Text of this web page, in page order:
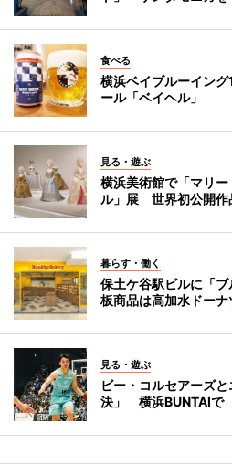
食べる
横浜ベイブルーイン
ール「ベイヘル」
見る・遊ぶ
横浜美術館で「マリ
ル」展 世界初公開作
暮らす・働く
保土ケ谷駅ビルに「
板商品は高加水ドーナ
見る・遊ぶ
ビー・コルセアーズ
決」 横浜BUNTAIで